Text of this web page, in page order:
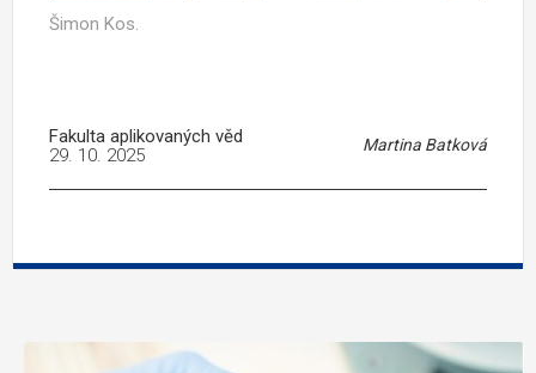
Šimon Kos.
Fakulta aplikovaných věd Martina Batková
29. 10. 2025